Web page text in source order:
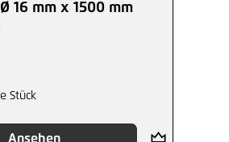
16 mm x 1500 mm
Stück
Ansehen